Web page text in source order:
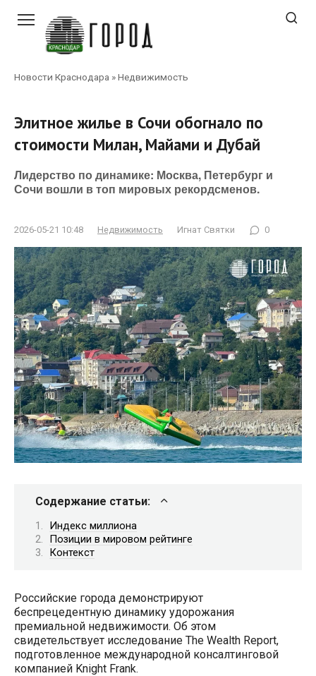
контенту
Новости Краснодара »Недвижимость
Элитное жилье в Сочи обогнало по
стоимости Милан, Майами и Дубай
Лидерство по динамике: Москва, Петербург и
Сочи вошли в топ мировых рекордсменов.
2026-05-21 10:48 Недвижимость Игнат Святки 0
Содержание статьи:
Индекс миллиона
Позиции в мировом рейтинге
Контекст
Российские города демонстрируют
беспрецедентную динамику удорожания
премиальной недвижимости. Об этом
свидетельствует исследование The Wealth Report,
подготовленное международной консалтинговой
компанией Knight Frank.